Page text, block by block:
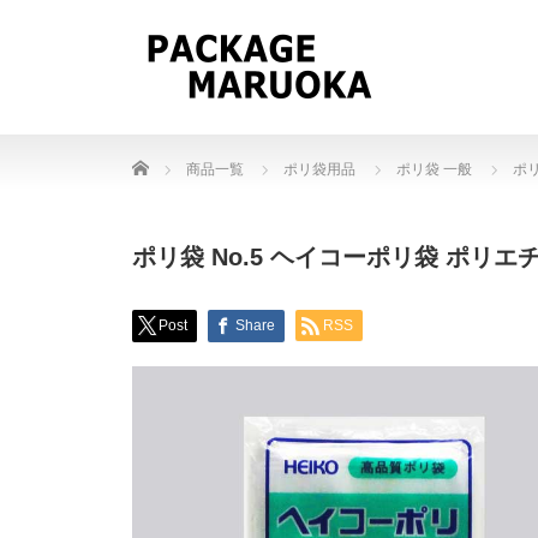
Home 商品一覧 ポリ袋用品 ポリ袋 一般 ポ
ポリ袋 No.5 ヘイコーポリ袋 ポリエ
Post Share RSS